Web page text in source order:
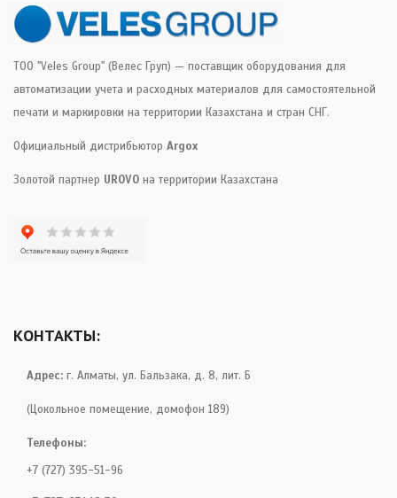
ТОО "Veles Group" (Велес Груп) — поставщик оборудования для
автоматизации учета и расходных материалов для самостоятельной
печати и маркировки на территории Казахстана и стран СНГ.
Официальный дистрибьютор Argox
Золотой партнер UROVO на территории Казахстана
КОНТАКТЫ:
Адрес: г. Алматы, ул. Бальзака, д. 8, лит. Б
(Цокольное помещение, домофон 189)
Телефоны:
+7 (727) 395-51-96